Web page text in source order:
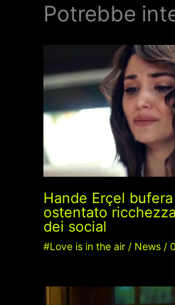
Potrebbe
Hande Erçel
ostentato
dei social
#Love is in the air/ News/